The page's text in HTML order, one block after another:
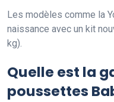
Les modèles comme la
naissance avec un kit
kg).
Quelle est la
poussettes